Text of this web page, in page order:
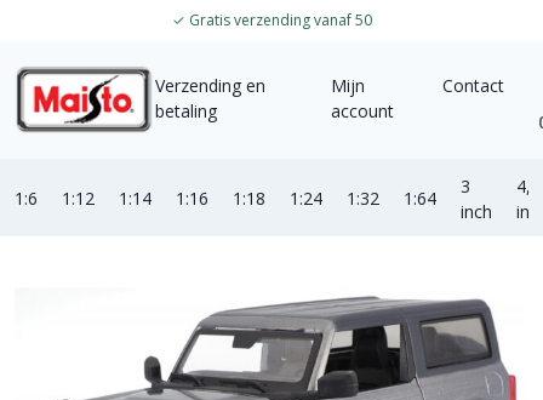
✓ Gratis verzending vanaf 50
Verzending en
betaling
Mijn
account
Contact
1:6 1:12 1:14 1:16 1:18 1:24 1:32 1:64
3
inch
4,5